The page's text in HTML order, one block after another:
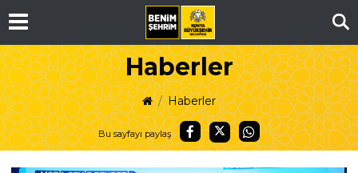
Haberler
Haberler
Bu sayfayı paylaş